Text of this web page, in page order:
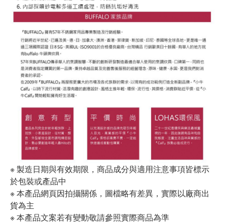
※ 製造日期與有效期限，商品成分與適用注意事項皆標示
於包裝或產品中
※ 本產品網頁因拍攝關係，圖檔略有差異，實際以廠商出
貨為主
※ 本產品文案若有變動敬請參照實際商品為準